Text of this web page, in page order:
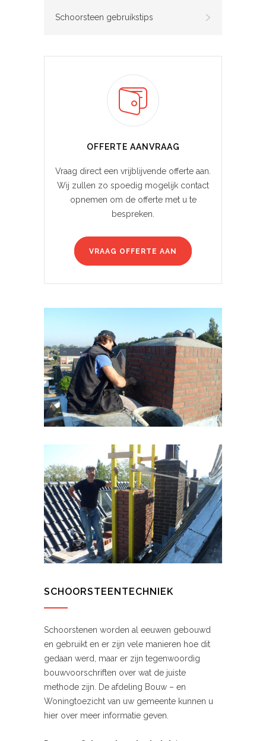
Schoorsteen gebruikstips
OFFERTE AANVRAAG
Vraag direct een vrijblijvende offerte aan.
Wij zullen zo spoedig mogelijk contact
opnemen om de offerte met u te
bespreken.
VRAAG OFFERTE AAN
SCHOORSTEENTECHNIEK
Schoorstenen worden al eeuwen gebouwd
en gebruikt en er zijn vele manieren hoe dit
gedaan werd, maar er zijn tegenwoordig
bouwvoorschriften over wat de juiste
methode zijn. De afdeling Bouw – en
Woningtoezicht van uw gemeente kunnen u
hier over meer informatie geven.